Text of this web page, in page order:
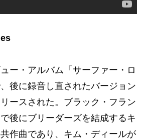
ー・アルバム「サーファー・ロ
後に録音し直されたバージョン
ースされた。ブラック・フラン
後にブリーダーズを結成するキ
作曲であり、キム・ディールが